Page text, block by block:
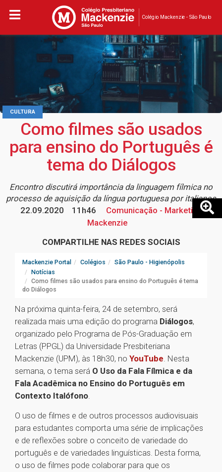
Colégio Mackenzie - São Paulo
CULTURA
Como filmes são usados
para ensino do Português é
tema do Diálogos
Encontro discutirá importância da linguagem fílmica no
processo de aquisição da língua portuguesa por italianos
22.09.2020
11h46
Comunicação - Marketing
Mackenzie
COMPARTILHE NAS REDES SOCIAIS
Mackenzie Portal Colégios
São Paulo - Higienópolis
Notícias
Como filmes são usados para ensino do Português é tema
do Diálogos
Na próxima quinta-feira, 24 de setembro, será
realizada mais uma edição do programa Diálogos,
organizado pelo Programa de Pós-Graduação em
Letras (PPGL) da Universidade Presbiteriana
Mackenzie (UPM), às 18h30, no YouTube. Nesta
semana, o tema será O Uso da Fala Fílmica e da
Fala Acadêmica no Ensino do Português em
Contexto Italófono.
O uso de filmes e de outros processos audiovisuais
para estudantes comporta uma série de implicações
e de reflexões sobre o conceito de variedade do
português e de variedades linguísticas. Desta forma,
o uso de filmes pode colaborar para que os